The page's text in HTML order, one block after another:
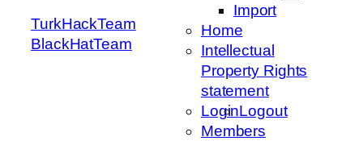
TurkHackTeam
BlackHatTeam
Import
Home
Intellectual
Property Rights
statement
LoginLogout
Members